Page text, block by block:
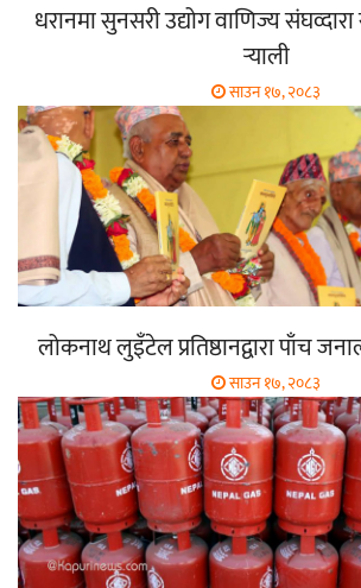
धरानमा सुनसरी उद्योग वाणिज्य
र्‍याली
साउन १७, २०८३
लोकनाथ लुइँटेल प्रतिष्ठानद्वारा पाँच
साउन १७, २०८३